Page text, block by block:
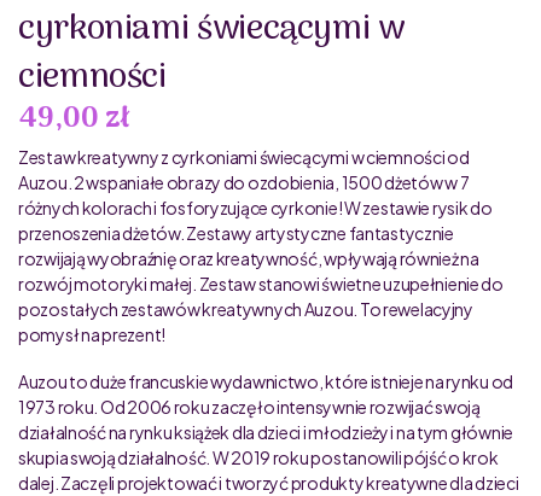
cyrkoniami świecącymi w
ciemności
49,00 zł
Zestaw kreatywny z cyrkoniami świecącymi w ciemności od
Auzou. 2 wspaniałe obrazy do ozdobienia, 1500 dżetów w 7
różnych kolorach i fosforyzujące cyrkonie! W zestawie rysik do
przenoszenia dżetów. Zestawy artystyczne fantastycznie
rozwijają wyobraźnię oraz kreatywność, wpływają również na
rozwój motoryki małej. Zestaw stanowi świetne uzupełnienie do
pozostałych zestawów kreatywnych Auzou. To rewelacyjny
pomysł na prezent!
Auzou to duże francuskie wydawnictwo, które istnieje na rynku od
1973 roku. Od 2006 roku zaczęło intensywnie rozwijać swoją
działalność na rynku książek dla dzieci i młodzieży i na tym głównie
skupia swoją działalność. W 2019 roku postanowili pójść o krok
dalej. Zaczęli projektować i tworzyć produkty kreatywne dla dzieci